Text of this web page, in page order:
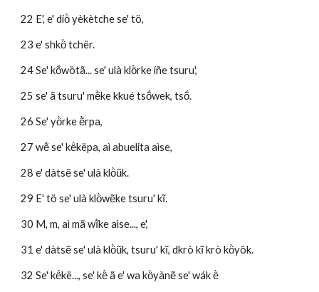
22 E', e' diö̀ yèkètche se' tö,
23 e' shkö̀ tchër.
24 Se' kṍwötã... se' ulà klö̀rke íñe tsuru',
25 se' ã tsuru' mẽ̀ke kkué tsṍwek, tsṍ.
26 Se' yö̀rke ẽ̀rpa,
27 wẽ́ se' kë́këpa, aì abuelita aìse,
28 e' dàtsẽ se' ulà klö̀ũk.
29 E' tö se' ulà klö̀wẽke tsuru' kĩ.
30 M, m, aì mã wĩ̀ke aìse..., e',
31 e' dàtsẽ se' ulà klö̀ũk, tsuru' kĩ, dkrò kĩ krò kö̀yök.
32 Se' kë́kë..., se' kë̀ ã e' wa kö̀yànẽ se' wák ë̀